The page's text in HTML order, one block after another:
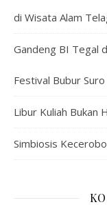
di Wisata Alam
Gandeng BI Tegal
Festival Bubur
Libur Kuliah Bukan
Simbiosis